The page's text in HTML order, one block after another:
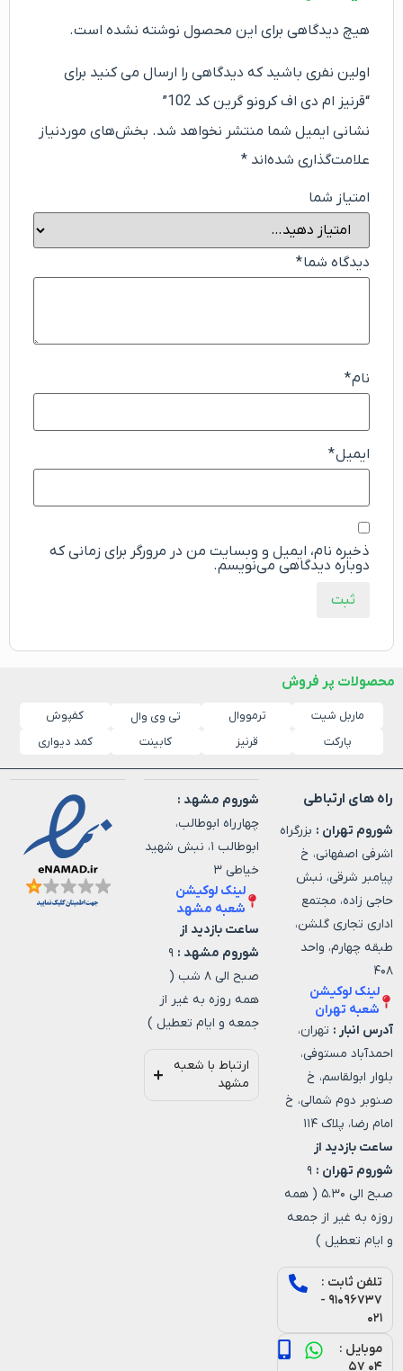
هیچ دیدگاهی برای این محصول نوشته نشده است.
اولین نفری باشید که دیدگاهی را ارسال می کنید برای
“قرنیز ام دی اف کرونو گرین کد 102”
نشانی ایمیل شما منتشر نخواهد شد. بخش‌های موردنیاز
علامت‌گذاری شده‌اند *
امتیاز شما
دیدگاه شما*
نام*
ایمیل*
ذخیره نام، ایمیل و وبسایت من در مرورگر برای زمانی که
دوباره دیدگاهی می‌نویسم.
محصولات پر فروش
ماربل شیت ترمووال تی وی وال
کفپوش
پارکت
قرنیز کابینت کمد دیواری
راه های ارتباطی
شوروم تهران : بزرگراه
اشرفی اصفهانی، خ
پیامبر شرقی، نبش
حاجی زاده، مجتمع
اداری تجاری گلشن،
طبقه چهارم، واحد
۴۰۸
لینک لوکیشن
شعبه تهران
آدرس انبار : تهران،
احمدآباد مستوفی،
بلوار ابولقاسم، خ
صنوبر دوم شمالی، خ
امام رضا، پلاک ۱۱۴
ساعت بازدید از
شوروم تهران : ۹
صبح الی ۵.۳۰ ( همه
روزه به غیر از جمعه
و ایام تعطیل )
تلفن ثابت :
۹۱۰۹۶۷۳۷ -
۰۲۱
موبایل :
۰۴ ۵۷
شوروم مشهد :
چهارراه ابوطالب،
ابوطالب ۱، نبش شهید
خیاطی ۳
لینک لوکیشن
شعبه مشهد
ساعت بازدید از
شوروم مشهد : ۹
صبح الی ۸ شب (
همه روزه به غیر از
جمعه و ایام تعطیل )
ارتباط با شعبه
مشهد